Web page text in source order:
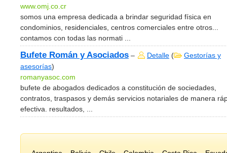
www.omj.co.cr
somos una empresa dedicada a brindar seguridad física en
condominios, residenciales, centros comerciales entre otros...
contamos con todas las normati ...
Bufete Román y Asociados – Detalle (
Gestorías y
asesorías)
romanyasoc.com
bufete de abogados dedicados a constitución de sociedades,
contratos, traspasos y demás servicios notariales de manera
efectiva. resultados, ...